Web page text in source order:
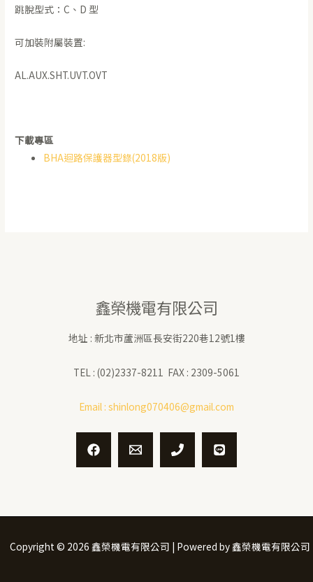
跳脫型式：C、D 型
可加裝附屬裝置:
AL.AUX.SHT.UVT.OVT
下載專區
BHA迴路保護器型錄(2018版)
鑫榮機電有限公司
地址 : 新北市蘆洲區長安街220巷12號1樓
TEL : (02)2337-8211 FAX : 2309-5061
Email : shinlong070406@gmail.com
Copyright © 2026 鑫榮機電有限公司 | Powered by 鑫榮機電有限公司